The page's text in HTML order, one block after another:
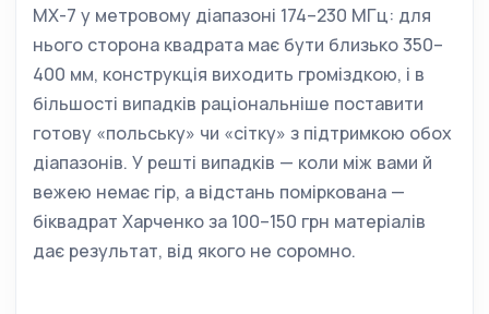
MX-7 у метровому діапазоні 174–230 МГц: для
нього сторона квадрата має бути близько 350–
400 мм, конструкція виходить громіздкою, і в
більшості випадків раціональніше поставити
готову «польську» чи «сітку» з підтримкою обох
діапазонів. У решті випадків — коли між вами й
вежею немає гір, а відстань поміркована —
біквадрат Харченко за 100–150 грн матеріалів
дає результат, від якого не соромно.